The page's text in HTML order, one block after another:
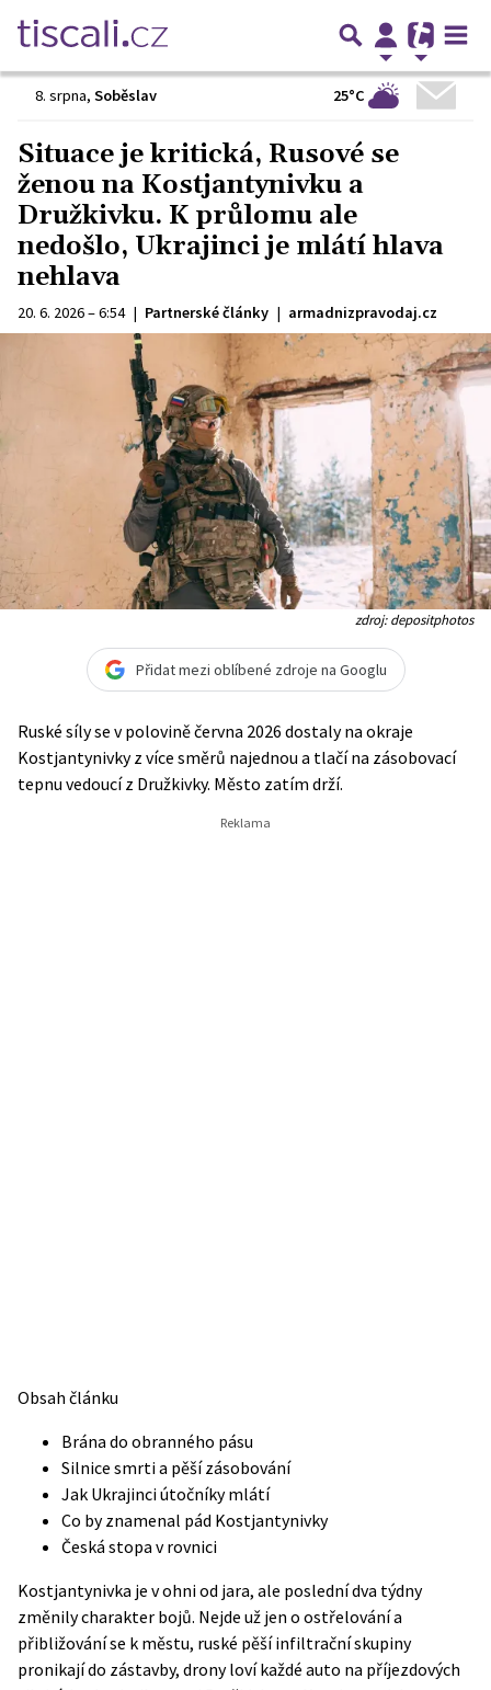
8. srpna, Soběslav 25°C
Situace je kritická, Rusové se
ženou na Kostjantynivku a
Družkivku. K průlomu ale
nedošlo, Ukrajinci je mlátí hlava
nehlava
20. 6. 2026 – 6:54 | Partnerské články | armadnizpravodaj.cz
zdroj: depositphotos
Přidat mezi oblíbené zdroje na Googlu
Ruské síly se v polovině června 2026 dostaly na okraje
Kostjantynivky z více směrů najednou a tlačí na zásobovací
tepnu vedoucí z Družkivky. Město zatím drží.
Obsah článku
Brána do obranného pásu
Silnice smrti a pěší zásobování
Jak Ukrajinci útočníky mlátí
Co by znamenal pád Kostjantynivky
Česká stopa v rovnici
Kostjantynivka je v ohni od jara, ale poslední dva týdny
změnily charakter bojů. Nejde už jen o ostřelování a
přibližování se k městu, ruské pěší infiltrační skupiny
pronikají do zástavby, drony loví každé auto na příjezdových